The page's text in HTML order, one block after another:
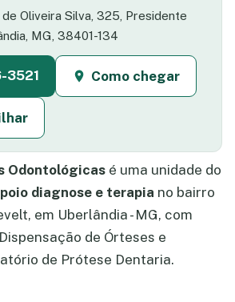
Oliveira Silva, 325, Presidente
MG, 38401-134
3521 Como chegar
Odontológicas é uma unidade do
diagnose e terapia no bairro
em Uberlândia - MG, com
de Órteses e
de Prótese Dentaria.